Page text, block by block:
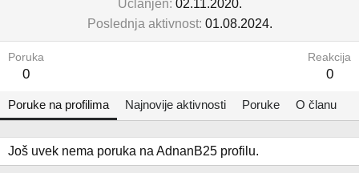
Učlanjen 02.11.2020.
Poslednja aktivnost 01.08.2024.
Poruka
0
Reakcija
0
Poruke na profilima Najnovije aktivnosti Poruke O članu
Još uvek nema poruka na AdnanB25 profilu.